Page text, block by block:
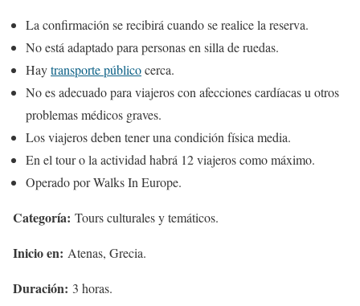
La confirmación se recibirá cuando se realice la reserva.
No está adaptado para personas en silla de ruedas.
Haytransporte públicocerca.
No es adecuado para viajeros con afecciones cardíacas u otros
problemas médicos graves.
Los viajeros deben tener una condición física media.
En el tour o la actividad habrá 12 viajeros como máximo.
Operado por Walks In Europe.
Categoría: Tours culturales y temáticos.
Inicio en: Atenas, Grecia.
Duración: 3 horas.